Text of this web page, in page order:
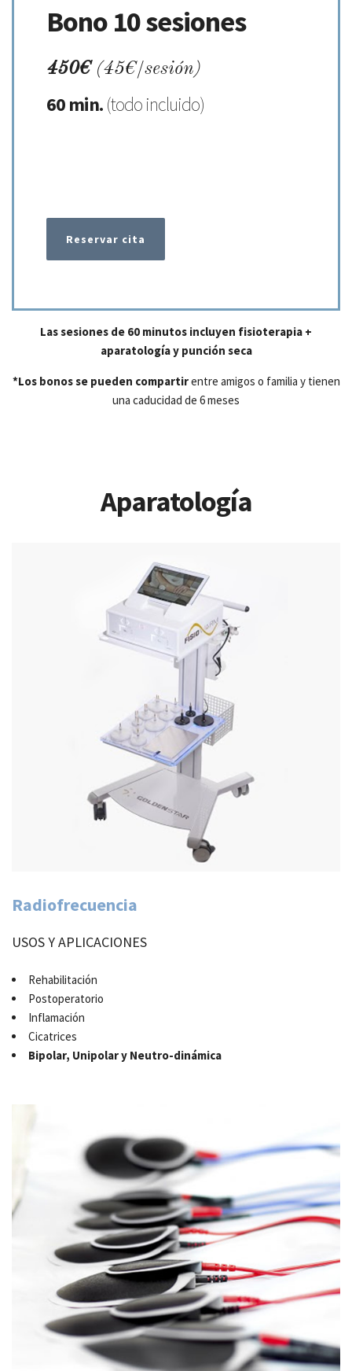
Bono 10 sesiones
450€(45€/sesión)
60 min.(todo incluido)
Reservar cita
Las sesiones de 60 minutos incluyen fisioterapia +
aparatología y punción seca
*Los bonos se pueden compartirentre amigos o familia y tienen
una caducidad de 6 meses
Aparatología
Radiofrecuencia
USOS Y APLICACIONES
Rehabilitación
Postoperatorio
Inflamación
Cicatrices
Bipolar, Unipolar y Neutro-dinámica